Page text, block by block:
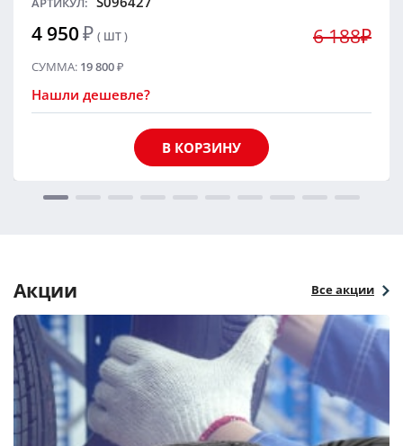
4 950₽ ( ШТ ) 6 188₽
СУММА: 19 800₽
Нашли дешевле?
В КОРЗИНУ
Акции Все акции